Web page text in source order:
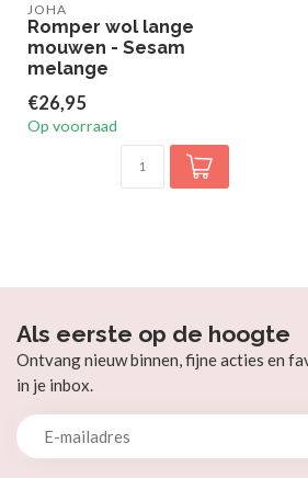
JOHA
Romper wol lange
mouwen - Sesam
melange
€26,95
Op voorraad
Als eerste op de hoogte
Ontvang nieuw binnen, fijne acties en
in je inbox.